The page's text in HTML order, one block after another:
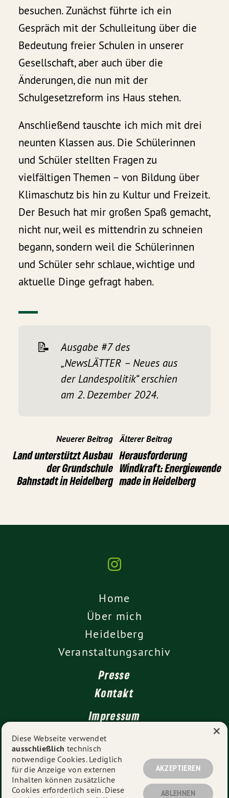
besuchen. Zunächst führte ich ein
Gespräch mit der Schulleitung über die
Bedeutung freier Schulen in unserer
Gesellschaft, aber auch über die
Änderungen, die nun mit der
Schulgesetzreform ins Haus stehen.
Anschließend tauschte ich mich mit drei
neunten Klassen aus. Die Schülerinnen
und Schüler stellten Fragen zu
vielfältigen Themen – von Bildung über
Klimaschutz bis hin zu Kultur und Freizeit.
Der Besuch hat mir großen Spaß gemacht,
nicht nur, weil es mittendrin zu schneien
begann, sondern weil die Schülerinnen
und Schüler sehr schlaue, wichtige und
aktuelle Dinge gefragt haben.
📝
Ausgabe #7 des
„NewsLÄTTER – Neues aus
der Landespolitik“ erschien
am 2. Dezember 2024.
Neuerer Beitrag
Land unterstützt Ausbau
der Grundschule
Bahnstadt in Heidelberg
Älterer Beitrag
Herausforderung
Windkraft: Energiewende
made in Heidelberg
Home
Über mich
Heidelberg
Veranstaltungsarchiv
Presse
Kontakt
Impressum
Datenschutz
© 2026Dr. Marilena Geugjes - Alle Rechte vorbehalten.
Diese Webseite verwendet
ausschließlich technisch
notwendige Cookies. Lediglich
für die Anzeige von externen
Inhalten können zusätzliche
Cookies erforderlich sein. Diese
AKZEPTIEREN
ABLEHNEN
×